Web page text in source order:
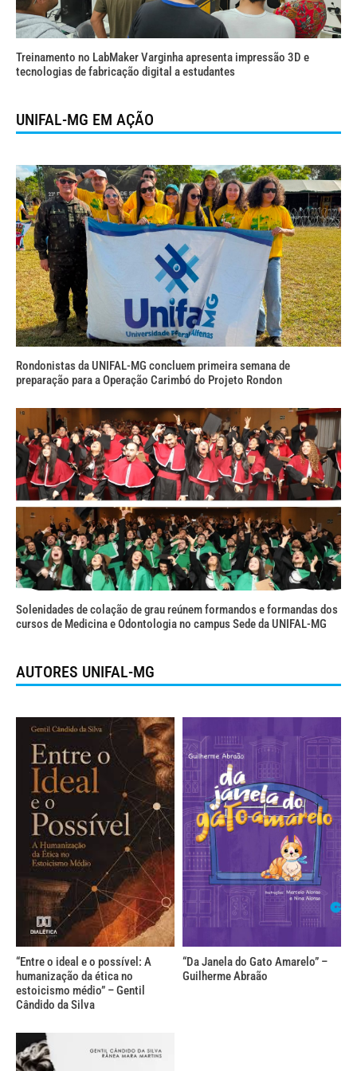
Treinamento no LabMaker Varginha apresenta impressão 3D e
tecnologias de fabricação digital a estudantes
UNIFAL-MG EM AÇÃO
Rondonistas da UNIFAL-MG concluem primeira semana de
preparação para a Operação Carimbó do Projeto Rondon
Solenidades de colação de grau reúnem formandos e formandas dos
cursos de Medicina e Odontologia no campus Sede da UNIFAL-MG
AUTORES UNIFAL-MG
“Entre o ideal e o possível: A
humanização da ética no
estoicismo médio” – Gentil
Cândido da Silva
“Da Janela do Gato Amarelo” –
Guilherme Abraão